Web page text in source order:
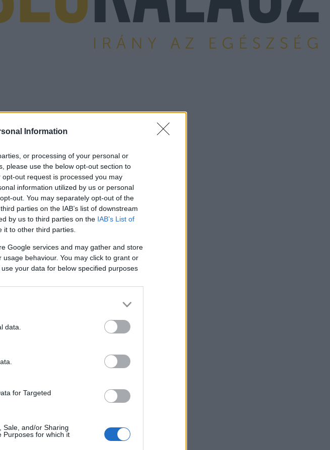
Information
or processing of your personal or
please use the below opt-out section to
out request is processed you may
information utilized by us or personal
out. You may separately opt-out of the
parties on the IAB’s list of downstream
by us to third parties on the IAB’s List of
it to other third parties.
Google services and may gather and store
behaviour. You may click to grant or
your data for below specified purposes
data.
for Targeted
Sale, and/or Sharing
Purposes for which it